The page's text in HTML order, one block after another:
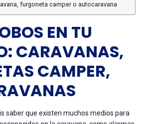
furgoneta camper o autocaravana
EN TU
CARAVANAS,
CAMPER,
saber que existen muchos medios para